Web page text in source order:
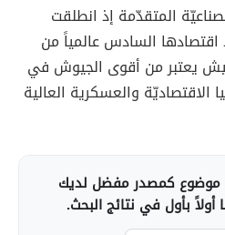
المتقدّمة إذ انطلقت
اقتصادها السادس عالمياً من
يعتبر من أقوى الجيوش في
الاقتصاديّة والعسكرية العالية
موضوع كمصدر مفضل لديك
بأول في نتائج البحث.